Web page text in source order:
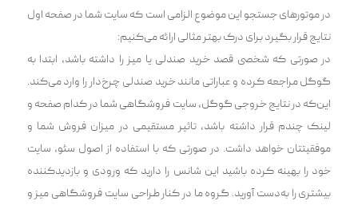
در موتور‌های جستجو این موضوع الزامی ‌است که سایت شما در صفحه اول
نتایج قرار بگیرد برای درک بهتر مثالی ارائه می‌کنیم:
در صورتی که شخصی قصد خرید صندلی یا میز را داشته باشد، ابتدا به
گوگل مراجعه کرده و عباراتی مانند خرید صندلی چرخ‌دار را وارد می‌کند.
این‌که در نتایج خروجی گوگل، سایت فروشگاهی شما در کدام صفحه و
لینک چندم قرار داشته باشد، تاثیر مستقیمی ‌در میزان فروش شما و
موفقیتتان خواهد داشت. در صورتی که با استفاده از اصول سئو، سایت
خود را بهینه کرده باشید این شانس را دارید که ورودی و بازدیدکننده
بیشتری را به‌دست آورید. گروه ما در کنار طراحی سایت فروشگاهی میز و